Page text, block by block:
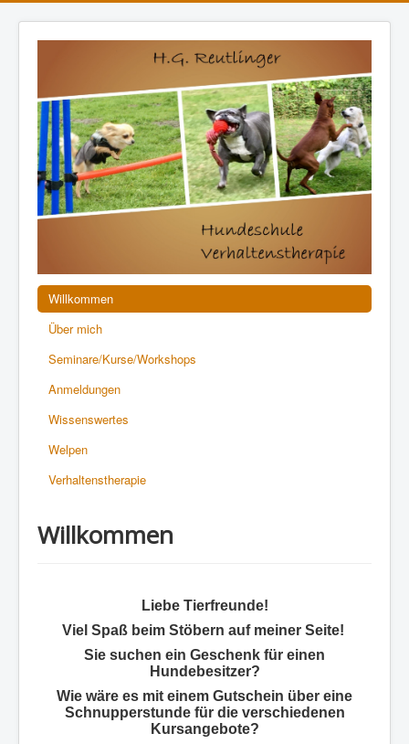
Willkommen
Über mich
Seminare/Kurse/Workshops
Anmeldungen
Wissenswertes
Welpen
Verhaltenstherapie
Willkommen
Liebe Tierfreunde!
Viel Spaß beim Stöbern auf meiner Seite!
Sie suchen ein Geschenk für einen
Hundebesitzer?
Wie wäre es mit einem Gutschein über eine
Schnupperstunde für die verschiedenen
Kursangebote?